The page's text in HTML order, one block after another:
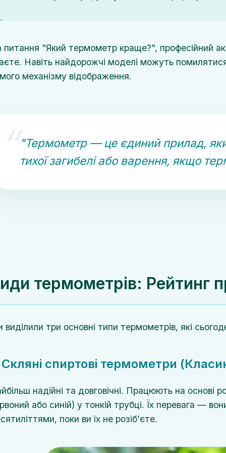
питання "Який термометр краще?", професійний
Навіть найдорожчі моделі можуть
механізму відображення.
"Термометр — це єдиний прилад,
тихої загибелі або варення, якщо
термометрів: Рейтинг
виділили три основні типи термометрів, які
Скляні спиртові термометри
надійні та довговічні. Працюють на основі
або синій) у тонкій трубці. Їх перевага —
поки ви їх не розіб'єте.